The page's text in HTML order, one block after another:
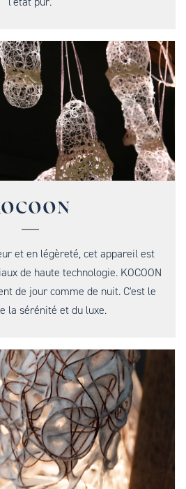
et en légèreté, cet appareil est
de haute technologie. KOCOON
de jour comme de nuit. C'est le
la sérénité et du luxe.